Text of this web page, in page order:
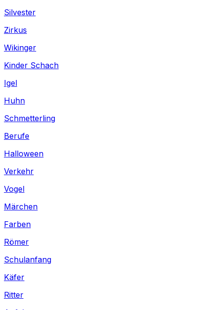
Silvester
Zirkus
Wikinger
Kinder Schach
Igel
Huhn
Schmetterling
Berufe
Halloween
Verkehr
Vogel
Märchen
Farben
Römer
Schulanfang
Käfer
Ritter